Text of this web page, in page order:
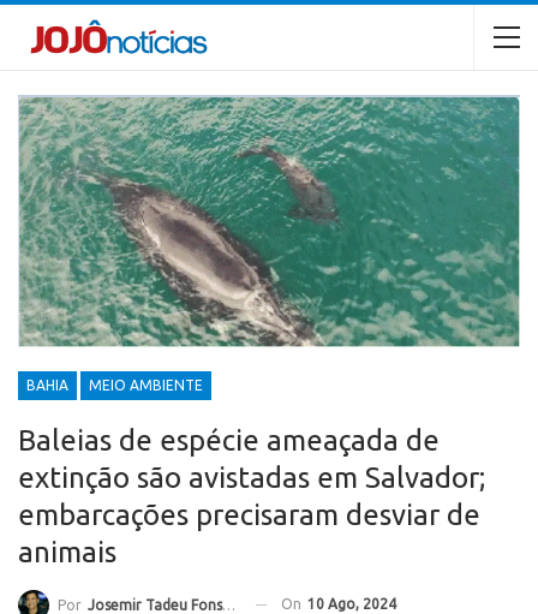
BAHIA MEIO AMBIENTE
Baleias de espécie ameaçada de
extinção são avistadas em Salvador;
embarcações precisaram desviar de
animais
Por Josemir Tadeu Fonseca On 10 Ago, 2024